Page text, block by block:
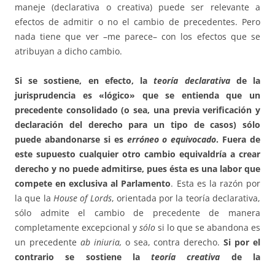
maneje (declarativa o creativa) puede ser relevante a
efectos de admitir o no el cambio de precedentes. Pero
nada tiene que ver –me parece– con los efectos que se
atribuyan a dicho cambio.
Si se sostiene, en efecto, lateoría declarativa de la
jurisprudencia es «lógico» que se entienda que un
precedente consolidado (o sea, una previa verificación y
declaración del derecho para un tipo de casos) sólo
puede abandonarse si es erróneo o equivocado. Fuera de
este supuesto cualquier otro cambio equivaldría a crear
derecho y no puede admitirse, pues ésta es una labor que
compete en exclusiva al Parlamento. Esta es la razón por
la que la House of Lords, orientada por la teoría declarativa,
sólo admite el cambio de precedente de manera
completamente excepcional y sólo si lo que se abandona es
un precedente ab iniuria, o sea, contra derecho.Si por el
contrario se sostiene lateoría creativa de la